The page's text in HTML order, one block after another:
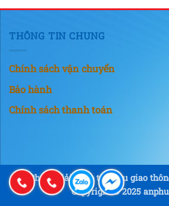
THÔNG TIN CHUNG
Chính sách vận chuyển
Bảo hành
Chính sách thanh toán
"An Phú – Giải pháp tín hiệu giao
Copyright © 2025